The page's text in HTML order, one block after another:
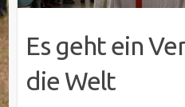
Es geht ein
die Welt